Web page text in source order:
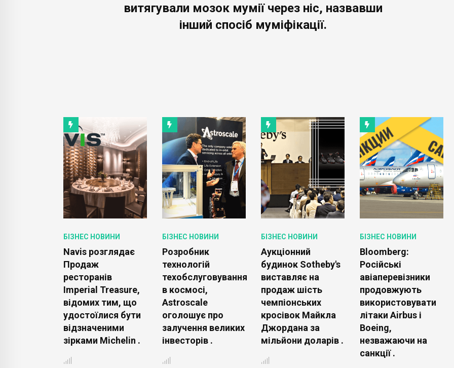
витягували мозок мумії через ніс, назвавши
інший спосіб муміфікації.
БІЗНЕС НОВИНИ
Navis розглядає
Продаж
ресторанів
Imperial Treasure,
відомих тим, що
удостоїлися бути
відзначеними
зірками Michelin .
БІЗНЕС НОВИНИ
Розробник
технологій
техобслуговування
в космосі,
Astroscale
оголошує про
залучення великих
інвесторів .
БІЗНЕС НОВИНИ
Аукціонний
будинок Sotheby's
виставляє на
продаж шість
чемпіонських
кросівок Майкла
Джордана за
мільйони доларів .
БІЗНЕС НОВИНИ
Bloomberg:
Російські
авіаперевізники
продовжують
використовувати
літаки Airbus і
Boeing,
незважаючи на
санкції .